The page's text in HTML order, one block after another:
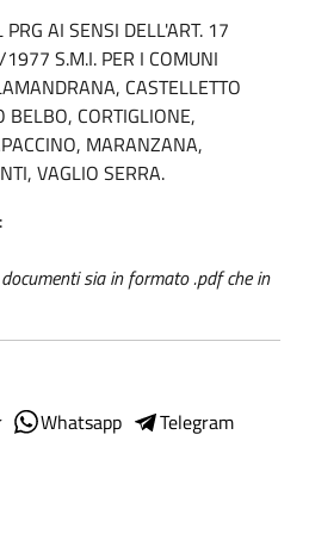
AI SENSI DELL'ART. 17
S.M.I. PER I COMUNI
CASTELLETTO
BELBO, CORTIGLIONE,
MARANZANA,
VAGLIO SERRA.
sia in formato .pdf che in
Whatsapp
Telegram